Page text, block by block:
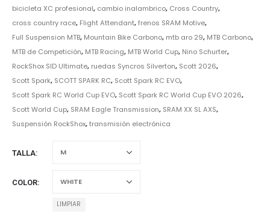
bicicleta XC profesional, cambio inalambrico, Cross Country,
cross country race, Flight Attendant,frenos SRAM Motive,
Full Suspension MTB, Mountain Bike Carbono, mtb aro 29, MTB Carbono,
MTB de Competición, MTB Racing, MTB World Cup, Nino Schurter,
RockShox SID Ultimate, ruedas Syncros Silverton, Scott 2026,
Scott Spark, SCOTT SPARK RC, Scott Spark RC EVO,
Scott Spark RC World Cup EVO, Scott Spark RC World Cup EVO 2026,
Scott World Cup, SRAM Eagle Transmission, SRAM XX SL AXS,
Suspensión RockShox,transmisión electrónica
TALLA
COLOR
LIMPIAR